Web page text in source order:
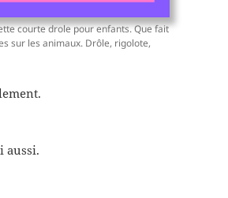
courte drole pour enfants. Que fait
sur les animaux. Drôle, rigolote,
aussi.